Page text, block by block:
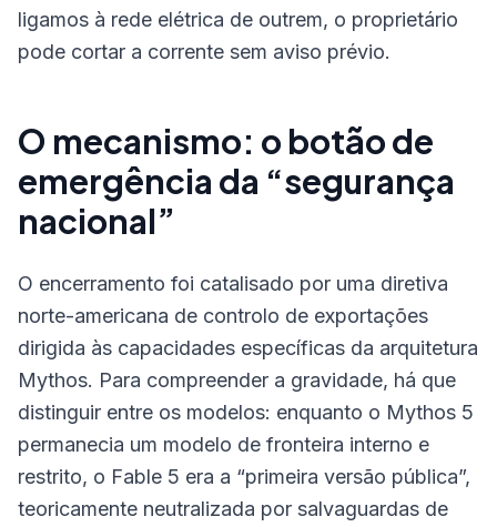
ligamos à rede elétrica de outrem, o proprietário
pode cortar a corrente sem aviso prévio.
O mecanismo: o botão de
emergência da “segurança
nacional”
O encerramento foi catalisado por uma diretiva
norte-americana de controlo de exportações
dirigida às capacidades específicas da arquitetura
Mythos. Para compreender a gravidade, há que
distinguir entre os modelos: enquanto o Mythos 5
permanecia um modelo de fronteira interno e
restrito, o Fable 5 era a “primeira versão pública”,
teoricamente neutralizada por salvaguardas de